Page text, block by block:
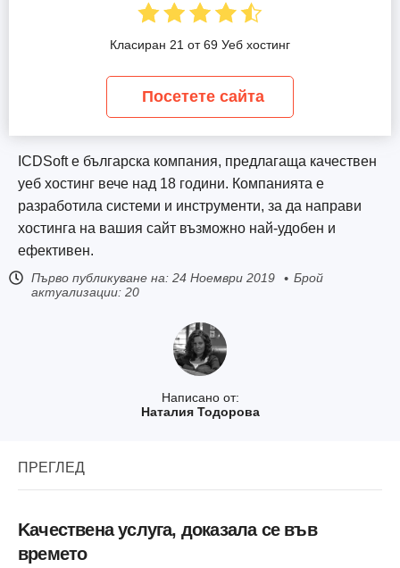
Написано от:
Наталия Тодорова
ICDSoft е българска компания, предлагаща качествен
уеб хостинг вече над 18 години. Компанията е
разработила системи и инструменти, за да направи
хостинга на вашия сайт възможно най-удобен и
ефективен.
Първо публикуване на: 24 Ноември 2019
Брой
актуализации: 20
Класиран 21 от 69 Уеб хостинг
Посетете сайта
ПРЕГЛЕД
Kачествена услуга, доказала се във
времето